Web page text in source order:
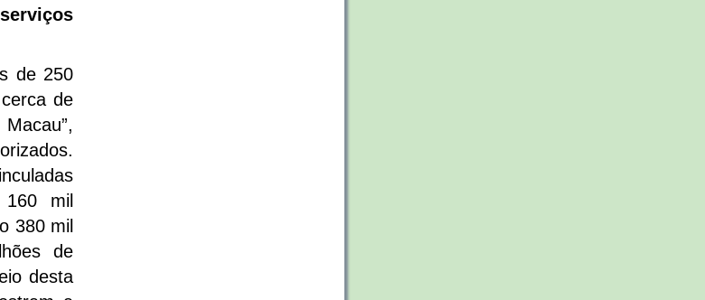
de 250
de
mil
380 mil
de
desta